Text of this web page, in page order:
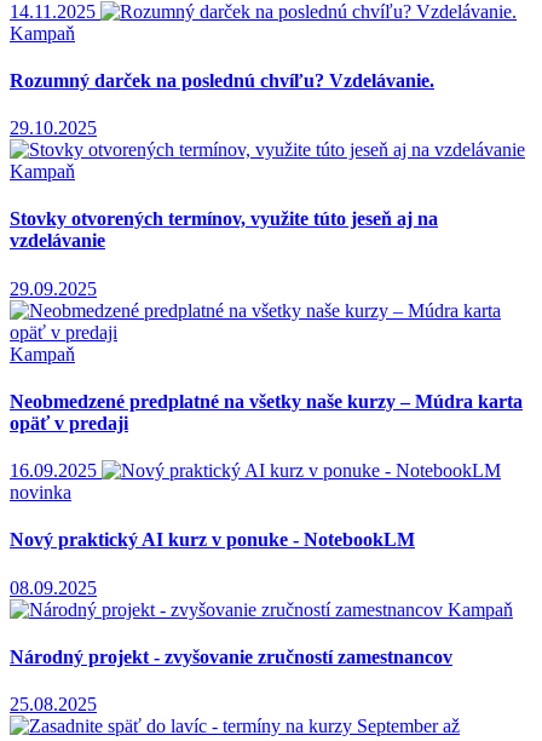
14.11.2025
Kampaň
Rozumný darček na poslednú chvíľu? Vzdelávanie.
29.10.2025
Kampaň
Stovky otvorených termínov, využite túto jeseň aj na
vzdelávanie
29.09.2025
Kampaň
Neobmedzené predplatné na všetky naše kurzy – Múdra karta
opäť v predaji
16.09.2025
novinka
Nový praktický AI kurz v ponuke - NotebookLM
08.09.2025
Kampaň
Národný projekt - zvyšovanie zručností zamestnancov
25.08.2025